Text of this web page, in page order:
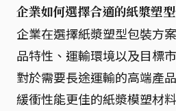
企業如何選擇合適的紙漿塑
企業在選擇紙漿塑型包裝方
品特性、運輸環境以及目標
對於需要長途運輸的高端產
緩衝性能更佳的紙漿模塑材